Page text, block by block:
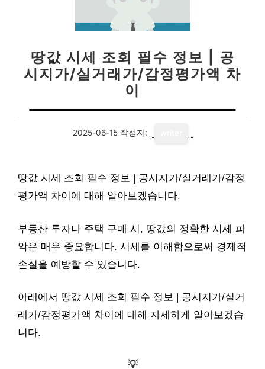
땅값 시세 조회 필수 정보 | 공
시지가/실거래가/감정평가액 차
이
2025-06-15 작성자:
땅값 시세 조회 필수 정보 | 공시지가/실거래가/감정
평가액 차이에 대해 알아보겠습니다.
부동산 투자나 주택 구매 시, 땅값의 정확한 시세 파
악은 매우 중요합니다. 시세를 이해함으로써 경제적
손실을 예방할 수 있습니다.
아래에서 땅값 시세 조회 필수 정보 | 공시지가/실거
래가/감정평가액 차이에 대해 자세하게 알아보겠습
니다.
💡